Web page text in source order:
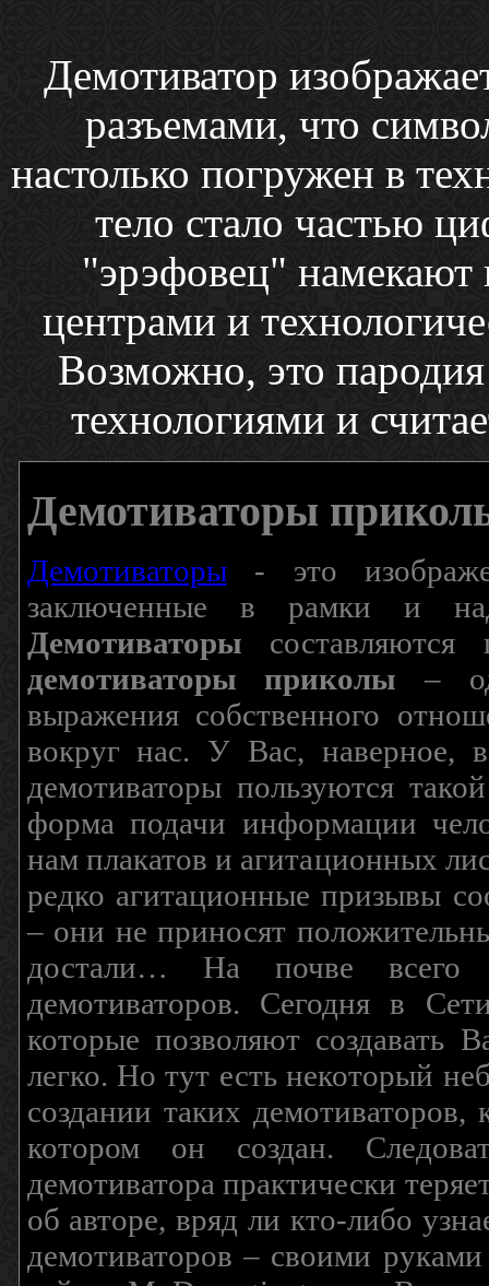
Демотиватор
разъемами, что
настолько погружен в
тело стало частью
"эрэфовец" намекают
центрами и
Возможно, это
технологиями и
Демотиваторы
Демотиваторы- это
заключенные в рамки и
Демотиваторы составляются
демотиваторы приколы –
выражения собственного
вокруг нас. У Вас, наверное,
демотиваторы пользуются
форма подачи информации
нам плакатов и агитационных
редко агитационные призывы
– они не приносят
достали… На почве всего
демотиваторов. Сегодня в
которые позволяют создавать
легко. Но тут есть некоторый
создании таких
котором он создан.
демотиватора практически
об авторе, вряд ли кто-либо
демотиваторов – своими